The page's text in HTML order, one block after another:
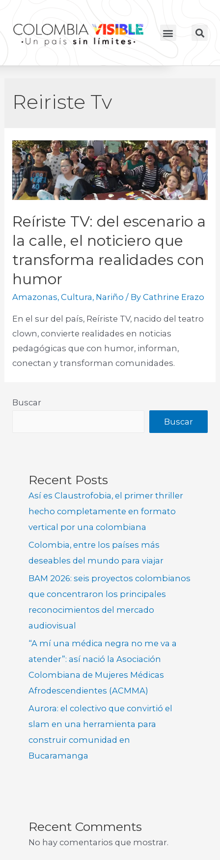
Reiriste Tv
Reíriste TV: del escenario a
la calle, el noticiero que
transforma realidades con
humor
Amazonas,Cultura, Nariño / ByCathrine Erazo
En el sur del país, Reíriste TV, nacido del teatro
clown, convierte realidades en noticias
pedagógicas que con humor, informan,
conectan y transforman comunidades.​
Buscar
Buscar
Recent Posts
Así es Claustrofobia, el primer thriller
hecho completamente en formato
vertical por una colombiana
Colombia, entre los países más
deseables del mundo para viajar
BAM 2026: seis proyectos colombianos
que concentraron los principales
reconocimientos del mercado
audiovisual
“A mí una médica negra no me va a
atender”: así nació la Asociación
Colombiana de Mujeres Médicas
Afrodescendientes (ACMMA)
Aurora: el colectivo que convirtió el
slam en una herramienta para
construir comunidad en
Bucaramanga
Recent Comments
No hay comentarios que mostrar.